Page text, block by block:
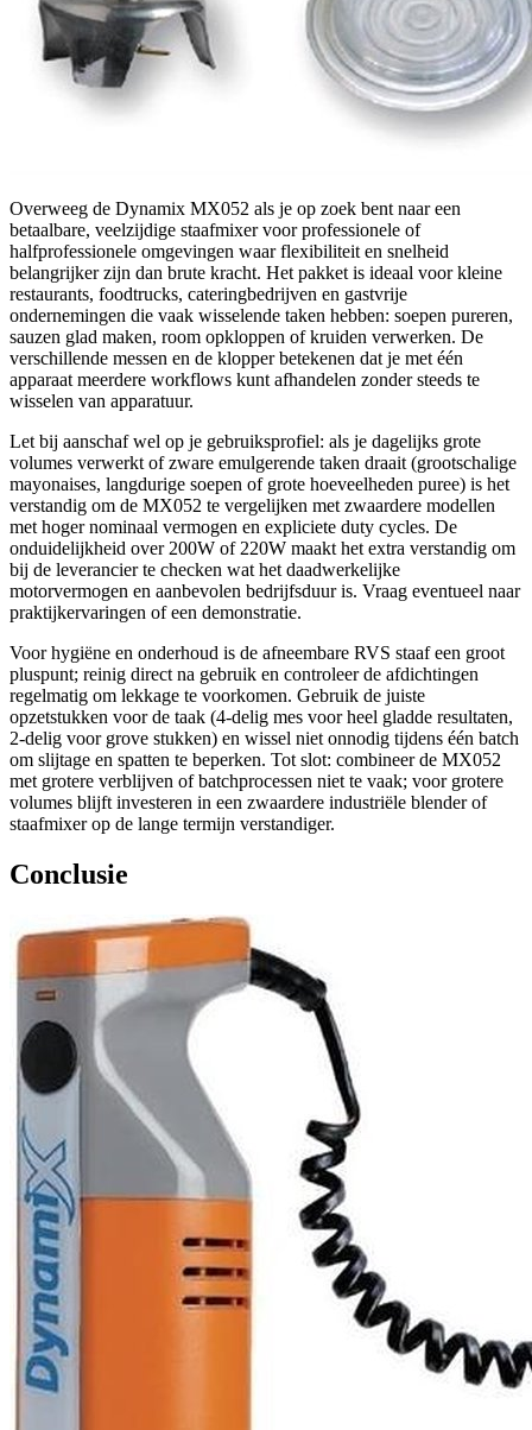
Overweeg de Dynamix MX052 als je op zoek bent naar een
betaalbare, veelzijdige staafmixer voor professionele of
halfprofessionele omgevingen waar flexibiliteit en snelheid
belangrijker zijn dan brute kracht. Het pakket is ideaal voor kleine
restaurants, foodtrucks, cateringbedrijven en gastvrije
ondernemingen die vaak wisselende taken hebben: soepen pureren,
sauzen glad maken, room opkloppen of kruiden verwerken. De
verschillende messen en de klopper betekenen dat je met één
apparaat meerdere workflows kunt afhandelen zonder steeds te
wisselen van apparatuur.
Let bij aanschaf wel op je gebruiksprofiel: als je dagelijks grote
volumes verwerkt of zware emulgerende taken draait (grootschalige
mayonaises, langdurige soepen of grote hoeveelheden puree) is het
verstandig om de MX052 te vergelijken met zwaardere modellen
met hoger nominaal vermogen en expliciete duty cycles. De
onduidelijkheid over 200W of 220W maakt het extra verstandig om
bij de leverancier te checken wat het daadwerkelijke
motorvermogen en aanbevolen bedrijfsduur is. Vraag eventueel naar
praktijkervaringen of een demonstratie.
Voor hygiëne en onderhoud is de afneembare RVS staaf een groot
pluspunt; reinig direct na gebruik en controleer de afdichtingen
regelmatig om lekkage te voorkomen. Gebruik de juiste
opzetstukken voor de taak (4-delig mes voor heel gladde resultaten,
2-delig voor grove stukken) en wissel niet onnodig tijdens één batch
om slijtage en spatten te beperken. Tot slot: combineer de MX052
met grotere verblijven of batchprocessen niet te vaak; voor grotere
volumes blijft investeren in een zwaardere industriële blender of
staafmixer op de lange termijn verstandiger.
Conclusie